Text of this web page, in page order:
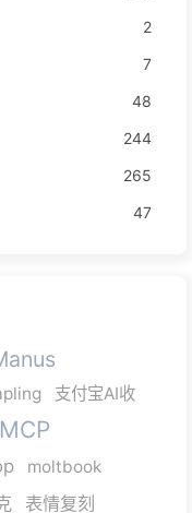
2
7
48
244
265
47
支付宝AI收
MCP
moltbook
表情复刻